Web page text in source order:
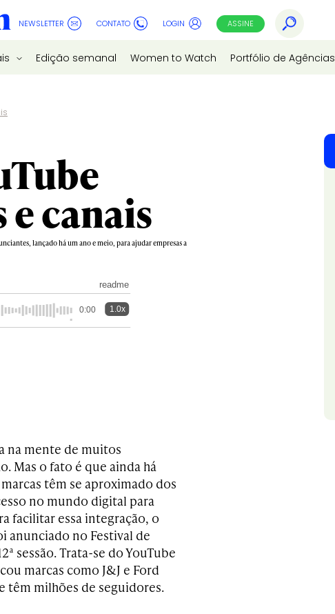
NEWSLETTER CONTATO LOGIN ASSINE
Edição semanal Women to Watch Portfólio de Agências
canais
lançado há um ano e meio, para ajudar empresas a
readme
0:00 1.0x
na mente de muitos
Mas o fato é que ainda há
têm se aproximado dos
no mundo digital para
facilitar essa integração, o
anunciado no Festival de
sessão. Trata-se do YouTube
marcas como J&J e Ford
têm milhões de seguidores.